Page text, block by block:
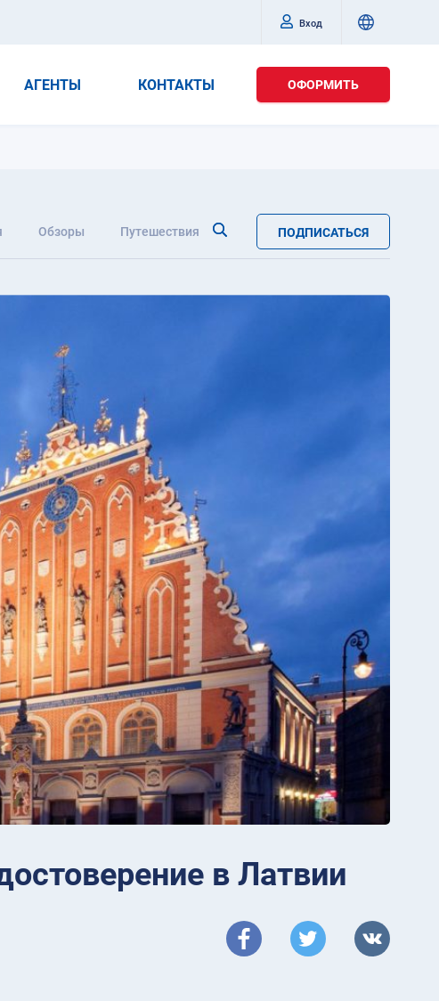
Вход
АГЕНТЫ КОНТАКТЫ ОФОРМИТЬ
Обзоры Путешествия ПОДПИСАТЬСЯ
в Латвии